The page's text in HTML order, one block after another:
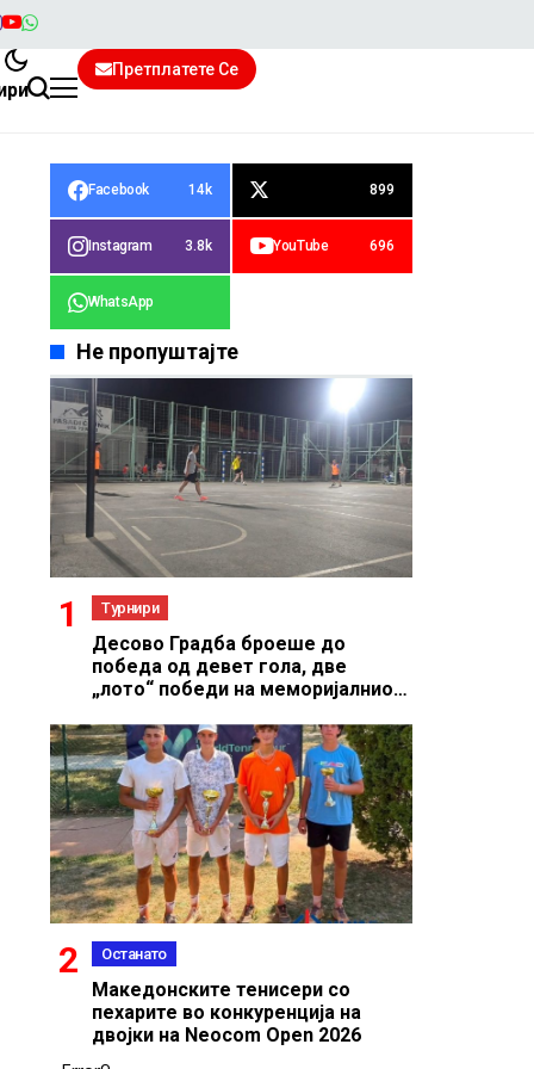
Претплатете Се
Facebook 14k 899
Instagram 3.8k YouTube 696
WhatsApp
Не пропуштајте
Турнири
Десово Градба броеше до
победа од девет гола, две
„лото“ победи на меморијалниот
Останато
Македонските тенисери со
пехарите во конкуренција на
двојки на Neocom Open 2026